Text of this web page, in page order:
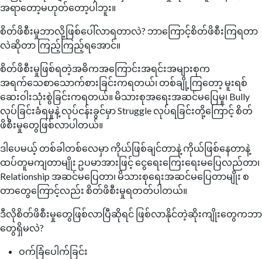
အရာတော့မဟုတ်တော့ပါဘူး။
စိတ်ဖိစီးမှုဘာလို့ဖြစ်ပေါ်လာရတာလဲ? ဘာကြောင့်စိတ်ဖိစီးကြရတာ
လဲဆိုတာ ကြည့်ကြည့်ရအောင်။
စိတ်ဖိစီးမှုဖြစ်ရတဲ့အဓိကအကြောင်းအရင်းအများစုက
အရက်သေစာသောက်စားခြင်းကရတယ်၊ တစ်ချို့ကြတော့ မူးရစ်
ဆေးဝါးသုံးစွဲခြင်းကရတယ်။ မိသားစုအရေးအဆင်မပြေမှု၊ Bully
လုပ်ခြင်းခံရမှုနဲ့ လုပ်ငန်းခွင်မှာ Struggle လုပ်ရခြင်းတို့ကြောင့် စိတ်
ဖိစီးမှုတွေဖြစ်လာပါတယ်။
ဒါပေမယ့် တစ်ခါတစ်လေမှာ ကိုယ်ဖြစ်ချင်တာနဲ့ ကိုယ်ဖြစ်နေတာနဲ့
ထပ်တူမကျတာမျိုး ဥပမာအားဖြင့် ငွေရေးကြေးရေးမပြေလည်တာ၊
Relationship အဆင်မပြေတာ၊ မိသားစုရေးအဆင်မပြေတာမျိုး စ
တာတွေကြောင့်လည်း စိတ်ဖိစီးမှုရတတ်ပါတယ်။
ဒီလိုစိတ်ဖိစီးမှုတွေဖြစ်လာပြီဆိုရင် ဖြစ်လာနိုင်တဲ့ဆိုးကျိုးတွေကဘာ
တွေရှိမလဲ?
ဝက်ခြံပေါက်ခြင်း